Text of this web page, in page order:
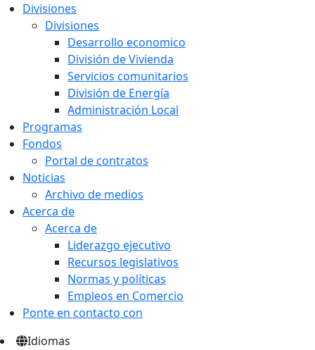
Divisiones
Divisiones
Desarrollo economico
División de Vivienda
Servicios comunitarios
División de Energía
Administración Local
Programas
Fondos
Portal de contratos
Noticias
Archivo de medios
Acerca de
Acerca de
Liderazgo ejecutivo
Recursos legislativos
Normas y políticas
Empleos en Comercio
Ponte en contacto con
Idiomas